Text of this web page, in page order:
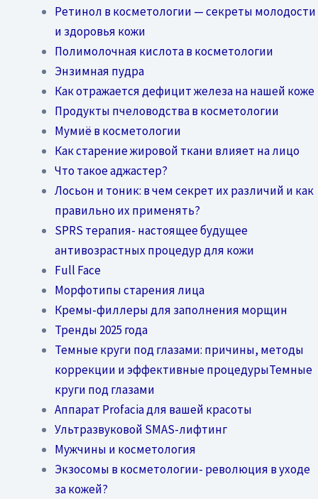
Ретинол в косметологии — секреты молодости
и здоровья кожи
Полимолочная кислота в косметологии
Энзимная пудра
Как отражается дефицит железа на нашей коже
Продукты пчеловодства в косметологии
Мумиё в косметологии
Как старение жировой ткани влияет на лицо
Что такое аджастер?
Лосьон и тоник: в чем секрет их различий и как
правильно их применять?
SPRS терапия- настоящее будущее
антивозрастных процедур для кожи
Full Face
Морфотипы старения лица
Кремы-филлеры для заполнения морщин
Тренды 2025 года
Темные круги под глазами: причины, методы
коррекции и эффективные процедурыТемные
круги под глазами
Аппарат Profacia для вашей красоты
Ультразвуковой SMAS-лифтинг
Мужчины и косметология
Экзосомы в косметологии- революция в уходе
за кожей?